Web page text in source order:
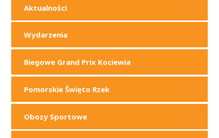
Aktualności
Wydarzenia
Biegowe Grand Prix Kociewia
Pomorskie Święto Rzek
Obozy Sportowe